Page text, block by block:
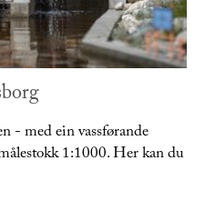
- med ein vassførande
1:1000. Her kan du